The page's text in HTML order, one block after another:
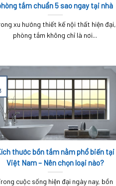
tắm chuẩn 5 sao ngay tại nhà
xu hướng thiết kế nội thất hiện đại,
phòng tắm không chỉ là nơi...
thước bồn tắm nằm phổ biến tại
Việt Nam – Nên chọn loại nào?
cuộc sống hiện đại ngày nay, bồn